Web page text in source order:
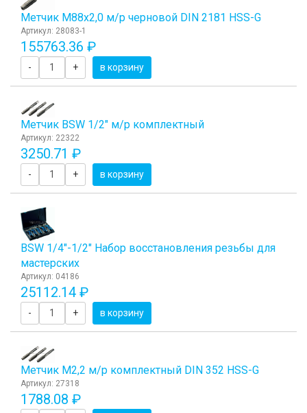
Метчик М88x2,0 м/р черновой DIN 2181 HSS-G
Артикул: 28083-1
155763.36 ₽
- + в корзину
Метчик BSW 1/2" м/р комплектный
Артикул: 22322
3250.71 ₽
- + в корзину
BSW 1/4"-1/2" Набор восстановления резьбы для
мастерских
Артикул: 04186
25112.14 ₽
- + в корзину
Метчик М2,2 м/р комплектный DIN 352 HSS-G
Артикул: 27318
1788.08 ₽